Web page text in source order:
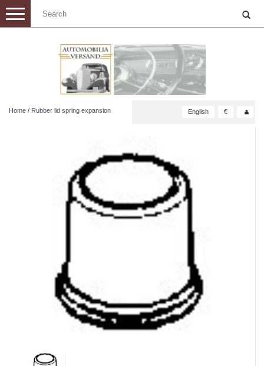
Toggle
navigation
Home / Rubber lid spring expansion English €